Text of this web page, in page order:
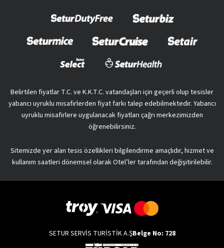
Belirtilen fiyatlar T.C. ve K.K.T.C. vatandaşları için geçerli olup tesisler
yabancı uyruklu misafirlerden fiyat farkı talep edebilmektedir. Yabancı
uyruklu misafirlere uygulanacak fiyatları çağrı merkezimizden
öğrenebilirsiniz.
Sitemizde yer alan tesis özellikleri bilgilendirme amaçlıdır, hizmet ve
kullanım saatleri dönemsel olarak Otel’ler tarafından değişitirilebilir.
SETUR SERVİS TURİSTİK A.ŞBelge No: 728